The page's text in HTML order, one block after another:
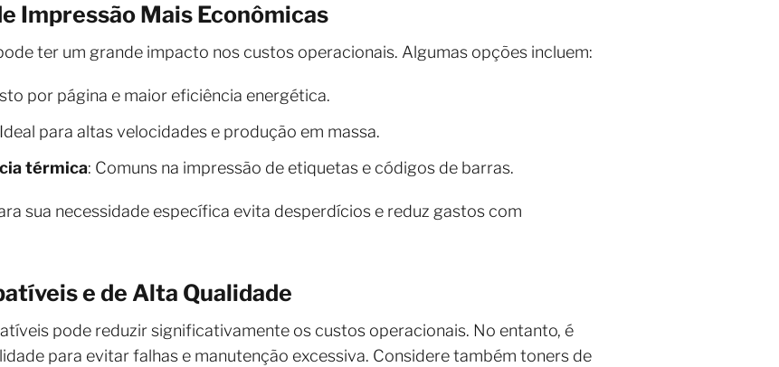
Impressão Mais Econômicas
ter um grande impacto nos custos operacionais. Algumas opções incluem:
por página e maior eficiência energética.
para altas velocidades e produção em massa.
térmica: Comuns na impressão de etiquetas e códigos de barras.
sua necessidade específica evita desperdícios e reduz gastos com
e de Alta Qualidade
pode reduzir significativamente os custos operacionais. No entanto, é
para evitar falhas e manutenção excessiva. Considere também toners de